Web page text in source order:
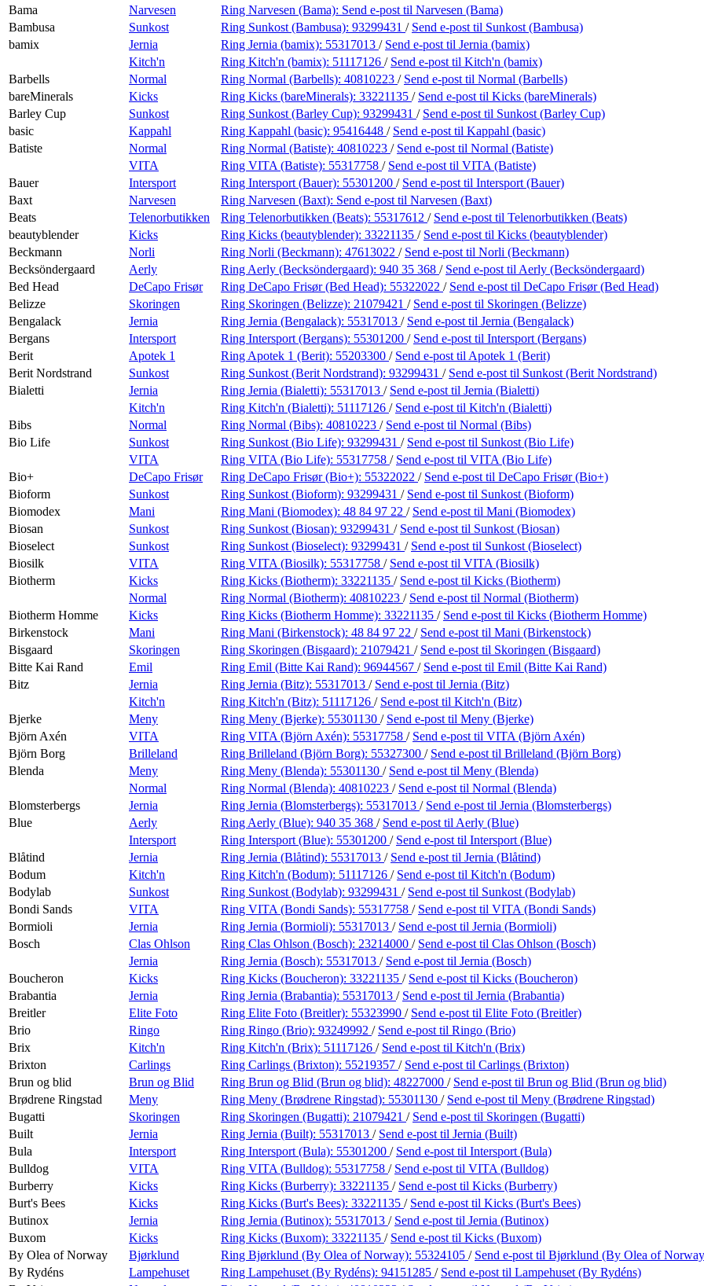
Bama
Narvesen Ring Narvesen (Bama): Send e-post til Narvesen (Bama)
Bambusa
Sunkost Ring Sunkost (Bambusa): 93299431 / Send e-post til Sunkost (Bambusa)
bamix
Jernia Ring Jernia (bamix): 55317013 / Send e-post til Jernia (bamix)
Kitch'n
Ring Kitch'n (bamix): 51117126 / Send e-post til Kitch'n (bamix)
Barbells
Normal Ring Normal (Barbells): 40810223 / Send e-post til Normal (Barbells)
bareMinerals
Kicks Ring Kicks (bareMinerals): 33221135 / Send e-post til Kicks (bareMinerals)
Barley Cup
Sunkost Ring Sunkost (Barley Cup): 93299431 / Send e-post til Sunkost (Barley Cup)
basic
Kappahl Ring Kappahl (basic): 95416448 / Send e-post til Kappahl (basic)
Batiste
Normal Ring Normal (Batiste): 40810223 / Send e-post til Normal (Batiste)
VITA
Ring VITA (Batiste): 55317758 / Send e-post til VITA (Batiste)
Bauer
Intersport Ring Intersport (Bauer): 55301200 / Send e-post til Intersport (Bauer)
Baxt
Narvesen Ring Narvesen (Baxt): Send e-post til Narvesen (Baxt)
Beats
Telenorbutikken Ring Telenorbutikken (Beats): 55317612 / Send e-post til Telenorbutikken (Beats)
beautyblender
Kicks Ring Kicks (beautyblender): 33221135 / Send e-post til Kicks (beautyblender)
Beckmann
Norli Ring Norli (Beckmann): 47613022 / Send e-post til Norli (Beckmann)
Becksöndergaard
Aerly Ring Aerly (Becksöndergaard): 940 35 368 / Send e-post til Aerly (Becksöndergaard)
Bed Head
DeCapo Frisør Ring DeCapo Frisør (Bed Head): 55322022 / Send e-post til DeCapo Frisør (Bed Head)
Belizze
Skoringen Ring Skoringen (Belizze): 21079421 / Send e-post til Skoringen (Belizze)
Bengalack
Jernia Ring Jernia (Bengalack): 55317013 / Send e-post til Jernia (Bengalack)
Bergans
Intersport Ring Intersport (Bergans): 55301200 / Send e-post til Intersport (Bergans)
Berit
Apotek 1 Ring Apotek 1 (Berit): 55203300 / Send e-post til Apotek 1 (Berit)
Berit Nordstrand
Sunkost Ring Sunkost (Berit Nordstrand): 93299431 / Send e-post til Sunkost (Berit Nordstrand)
Bialetti
Jernia Ring Jernia (Bialetti): 55317013 / Send e-post til Jernia (Bialetti)
Kitch'n
Ring Kitch'n (Bialetti): 51117126 / Send e-post til Kitch'n (Bialetti)
Bibs
Normal Ring Normal (Bibs): 40810223 / Send e-post til Normal (Bibs)
Bio Life
Sunkost Ring Sunkost (Bio Life): 93299431 / Send e-post til Sunkost (Bio Life)
VITA
Ring VITA (Bio Life): 55317758 / Send e-post til VITA (Bio Life)
Bio+
DeCapo Frisør Ring DeCapo Frisør (Bio+): 55322022 / Send e-post til DeCapo Frisør (Bio+)
Bioform
Sunkost Ring Sunkost (Bioform): 93299431 / Send e-post til Sunkost (Bioform)
Biomodex
Mani Ring Mani (Biomodex): 48 84 97 22 / Send e-post til Mani (Biomodex)
Biosan
Sunkost Ring Sunkost (Biosan): 93299431 / Send e-post til Sunkost (Biosan)
Bioselect
Sunkost Ring Sunkost (Bioselect): 93299431 / Send e-post til Sunkost (Bioselect)
Biosilk
VITA Ring VITA (Biosilk): 55317758 / Send e-post til VITA (Biosilk)
Biotherm
Kicks Ring Kicks (Biotherm): 33221135 / Send e-post til Kicks (Biotherm)
Normal
Ring Normal (Biotherm): 40810223 / Send e-post til Normal (Biotherm)
Biotherm Homme
Kicks Ring Kicks (Biotherm Homme): 33221135 / Send e-post til Kicks (Biotherm Homme)
Birkenstock
Mani Ring Mani (Birkenstock): 48 84 97 22 / Send e-post til Mani (Birkenstock)
Bisgaard
Skoringen Ring Skoringen (Bisgaard): 21079421 / Send e-post til Skoringen (Bisgaard)
Bitte Kai Rand
Emil Ring Emil (Bitte Kai Rand): 96944567 / Send e-post til Emil (Bitte Kai Rand)
Bitz
Jernia Ring Jernia (Bitz): 55317013 / Send e-post til Jernia (Bitz)
Kitch'n
Ring Kitch'n (Bitz): 51117126 / Send e-post til Kitch'n (Bitz)
Bjerke
Meny Ring Meny (Bjerke): 55301130 / Send e-post til Meny (Bjerke)
Björn Axén
VITA Ring VITA (Björn Axén): 55317758 / Send e-post til VITA (Björn Axén)
Björn Borg
Brilleland Ring Brilleland (Björn Borg): 55327300 / Send e-post til Brilleland (Björn Borg)
Blenda
Meny Ring Meny (Blenda): 55301130 / Send e-post til Meny (Blenda)
Normal
Ring Normal (Blenda): 40810223 / Send e-post til Normal (Blenda)
Blomsterbergs
Jernia Ring Jernia (Blomsterbergs): 55317013 / Send e-post til Jernia (Blomsterbergs)
Blue
Aerly Ring Aerly (Blue): 940 35 368 / Send e-post til Aerly (Blue)
Intersport
Ring Intersport (Blue): 55301200 / Send e-post til Intersport (Blue)
Blåtind
Jernia Ring Jernia (Blåtind): 55317013 / Send e-post til Jernia (Blåtind)
Bodum
Kitch'n Ring Kitch'n (Bodum): 51117126 / Send e-post til Kitch'n (Bodum)
Bodylab
Sunkost Ring Sunkost (Bodylab): 93299431 / Send e-post til Sunkost (Bodylab)
Bondi Sands
VITA Ring VITA (Bondi Sands): 55317758 / Send e-post til VITA (Bondi Sands)
Bormioli
Jernia Ring Jernia (Bormioli): 55317013 / Send e-post til Jernia (Bormioli)
Bosch
Clas Ohlson Ring Clas Ohlson (Bosch): 23214000 / Send e-post til Clas Ohlson (Bosch)
Jernia
Ring Jernia (Bosch): 55317013 / Send e-post til Jernia (Bosch)
Boucheron
Kicks Ring Kicks (Boucheron): 33221135 / Send e-post til Kicks (Boucheron)
Brabantia
Jernia Ring Jernia (Brabantia): 55317013 / Send e-post til Jernia (Brabantia)
Breitler
Elite Foto Ring Elite Foto (Breitler): 55323990 / Send e-post til Elite Foto (Breitler)
Brio
Ringo Ring Ringo (Brio): 93249992 / Send e-post til Ringo (Brio)
Brix
Kitch'n Ring Kitch'n (Brix): 51117126 / Send e-post til Kitch'n (Brix)
Brixton
Carlings Ring Carlings (Brixton): 55219357 / Send e-post til Carlings (Brixton)
Brun og blid
Brun og Blid Ring Brun og Blid (Brun og blid): 48227000 / Send e-post til Brun og Blid (Brun og blid)
Brødrene Ringstad
Meny Ring Meny (Brødrene Ringstad): 55301130 / Send e-post til Meny (Brødrene Ringstad)
Bugatti
Skoringen Ring Skoringen (Bugatti): 21079421 / Send e-post til Skoringen (Bugatti)
Built
Jernia Ring Jernia (Built): 55317013 / Send e-post til Jernia (Built)
Bula
Intersport Ring Intersport (Bula): 55301200 / Send e-post til Intersport (Bula)
Bulldog
VITA Ring VITA (Bulldog): 55317758 / Send e-post til VITA (Bulldog)
Burberry
Kicks Ring Kicks (Burberry): 33221135 / Send e-post til Kicks (Burberry)
Burt's Bees
Kicks Ring Kicks (Burt's Bees): 33221135 / Send e-post til Kicks (Burt's Bees)
Butinox
Jernia Ring Jernia (Butinox): 55317013 / Send e-post til Jernia (Butinox)
Buxom
Kicks Ring Kicks (Buxom): 33221135 / Send e-post til Kicks (Buxom)
By Olea of Norway
Bjørklund Ring Bjørklund (By Olea of Norway): 55324105 / Send e-post til Bjørklund (By Olea of
By Rydéns
Lampehuset Ring Lampehuset (By Rydéns): 94151285 / Send e-post til Lampehuset (By Rydéns)